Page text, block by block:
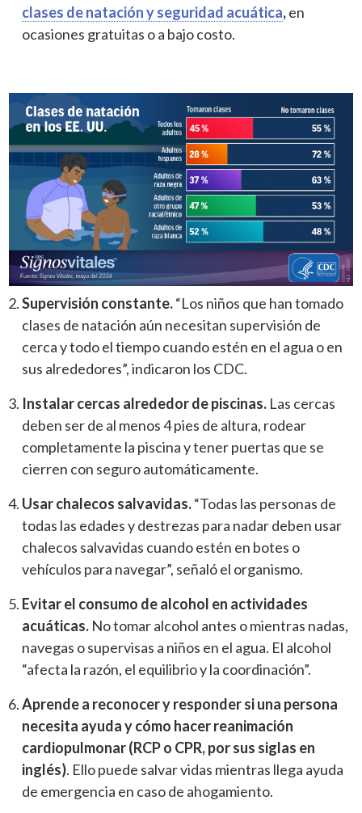
clases de natación y seguridad acuática,en
ocasiones gratuitas o a bajo costo.
Supervisión constante.“Los niños que han tomado
clases de natación aún necesitan supervisión de
cerca y todo el tiempo cuando estén en el agua o en
sus alrededores”, indicaron los CDC.
Instalar cercas alrededor de piscinas. Las cercas
deben ser de al menos 4 pies de altura, rodear
completamente la piscina y tener puertas que se
cierren con seguro automáticamente.
Usar chalecos salvavidas.“Todas las personas de
todas las edades y destrezas para nadar deben usar
chalecos salvavidas cuando estén en botes o
vehículos para navegar”, señaló el organismo.
Evitar el consumo de alcohol en actividades
acuáticas. No tomar alcohol antes o mientras nadas,
navegas o supervisas a niños en el agua. El alcohol
“afecta la razón, el equilibrio y la coordinación”.
Aprende a reconocer y responder si una persona
necesita ayuda y cómo hacer reanimación
cardiopulmonar (RCP o CPR, por sus siglas en
inglés). Ello puede salvar vidas mientras llega ayuda
de emergencia en caso de ahogamiento.